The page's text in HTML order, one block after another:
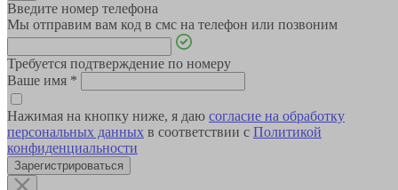
Введите номер телефона
Мы отправим вам код в смс на телефон или позвоним
Требуется подтверждение по номеру
Ваше имя *
Нажимая на кнопку ниже, я даю согласие на обработку
персональных данных в соответствии с Политикой
конфиденциальности
Зарегистрироваться